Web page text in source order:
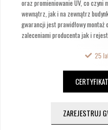
oraz promieniowanie UV, co czyni
wewnątrz, jak i na zewnątrz
gwarancji jest prawidłowy montaż
zaleceniami producenta jak i
25
ZAREJESTRUJ